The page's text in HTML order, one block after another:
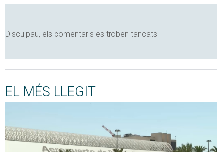
Disculpau, els comentaris es troben tancats
EL MÉS LLEGIT